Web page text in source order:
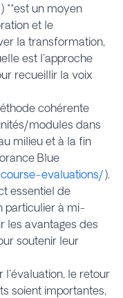
) **est un moyen
et le
la transformation,
est l'approche
recueillir la voix
cohérente
modules dans
milieu et à la fin
Blue
evaluations/).
essentiel de
particulier à mi-
les avantages des
soutenir leur
l'évaluation, le retour
soient importantes,